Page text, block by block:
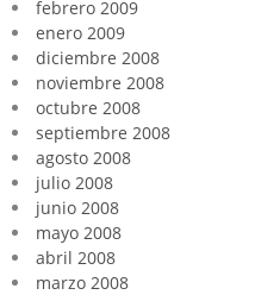
febrero 2009
enero 2009
diciembre 2008
noviembre 2008
octubre 2008
septiembre 2008
agosto 2008
julio 2008
junio 2008
mayo 2008
abril 2008
marzo 2008